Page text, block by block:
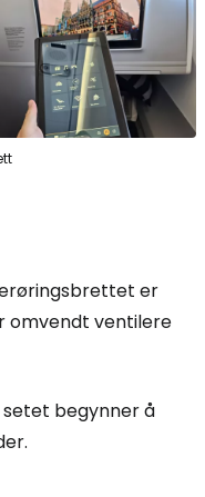
er
omvendt ventilere
begynner å